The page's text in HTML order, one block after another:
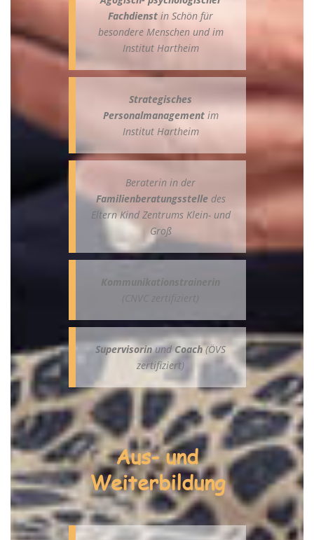
Fachdienst in Schön für
besondere Menschen und im
Institut Hartheim
Strategisches
Personalmanagementim
Institut Hartheim
Beraterin in der
Familienberatungsstelledes
Eltern Kind Zentrums Klein- und
Groß
Kommunikationstrainerin
(CNVC zertifiziert)
SupervisorinundCoach(ÖVS
zertifiziert)
Aus- und
Weiterbildung